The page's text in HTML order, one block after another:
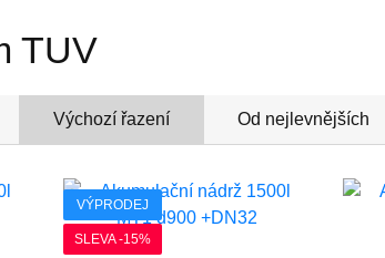
TUV
Výchozí řazení Od nejlevnějších
VÝPRODEJ
SLEVA -15%